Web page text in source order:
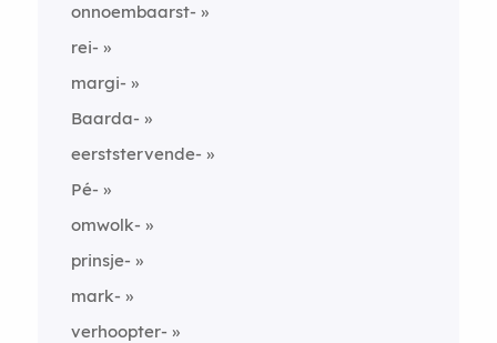
onnoembaarst-
rei-
margi-
Baarda-
eerststervende-
Pé-
omwolk-
prinsje-
mark-
verhoopter-